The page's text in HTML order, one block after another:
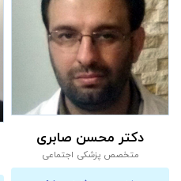
دکتر محسن صابری
متخصص پزشکی اجتماعی